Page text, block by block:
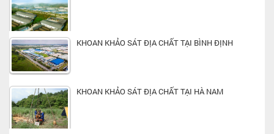
KHOAN KHẢO SÁT ĐỊA CHẤT TẠI BÌNH ĐỊNH
KHOAN KHẢO SÁT ĐỊA CHẤT TẠI HÀ NAM